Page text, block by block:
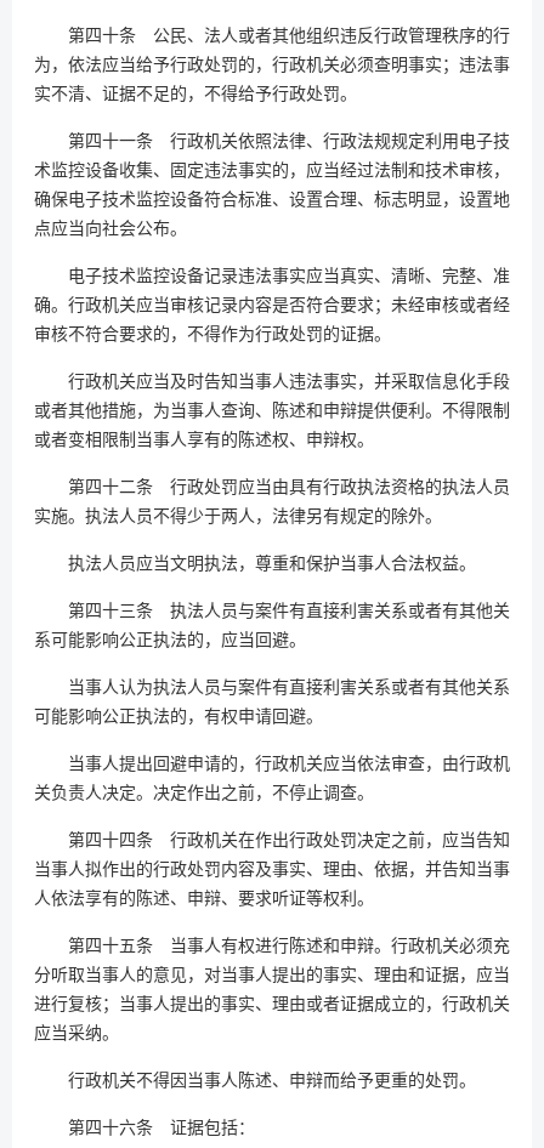
第四十条 公民、法人或者其他组织违反行政管理秩序的行
为，依法应当给予行政处罚的，行政机关必须查明事实；违法事
实不清、证据不足的，不得给予行政处罚。
第四十一条 行政机关依照法律、行政法规规定利用电子技
术监控设备收集、固定违法事实的，应当经过法制和技术审核，
确保电子技术监控设备符合标准、设置合理、标志明显，设置地
点应当向社会公布。
电子技术监控设备记录违法事实应当真实、清晰、完整、准
确。行政机关应当审核记录内容是否符合要求；未经审核或者经
审核不符合要求的，不得作为行政处罚的证据。
行政机关应当及时告知当事人违法事实，并采取信息化手段
或者其他措施，为当事人查询、陈述和申辩提供便利。不得限制
或者变相限制当事人享有的陈述权、申辩权。
第四十二条 行政处罚应当由具有行政执法资格的执法人员
实施。执法人员不得少于两人，法律另有规定的除外。
执法人员应当文明执法，尊重和保护当事人合法权益。
第四十三条 执法人员与案件有直接利害关系或者有其他关
系可能影响公正执法的，应当回避。
当事人认为执法人员与案件有直接利害关系或者有其他关系
可能影响公正执法的，有权申请回避。
当事人提出回避申请的，行政机关应当依法审查，由行政机
关负责人决定。决定作出之前，不停止调查。
第四十四条 行政机关在作出行政处罚决定之前，应当告知
当事人拟作出的行政处罚内容及事实、理由、依据，并告知当事
人依法享有的陈述、申辩、要求听证等权利。
第四十五条 当事人有权进行陈述和申辩。行政机关必须充
分听取当事人的意见，对当事人提出的事实、理由和证据，应当
进行复核；当事人提出的事实、理由或者证据成立的，行政机关
应当采纳。
行政机关不得因当事人陈述、申辩而给予更重的处罚。
第四十六条 证据包括：